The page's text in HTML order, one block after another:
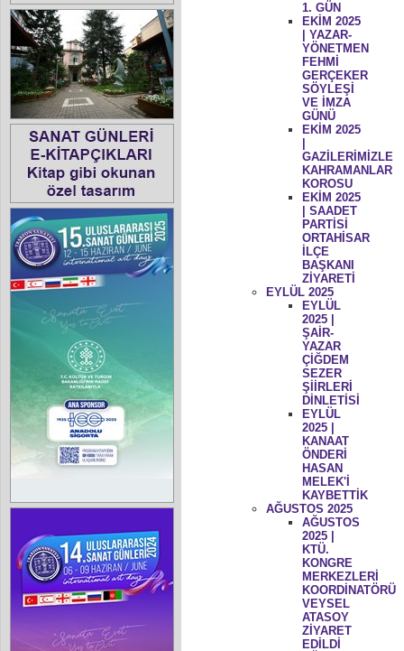
1. GÜN
EKİM 2025
| YAZAR-
YÖNETMEN
FEHMİ
GERÇEKER
SÖYLEŞİ
VE İMZA
GÜNÜ
EKİM 2025
GAZİLERİMİZLE
KAHRAMANLAR
KOROSU
EKİM 2025
| SAADET
PARTİSİ
ORTAHİSAR
İLÇE
BAŞKANI
ZİYARETİ
EYLÜL 2025
EYLÜL
2025 |
ŞAİR-
YAZAR
ÇİĞDEM
SEZER
ŞİİRLERİ
DİNLETİSİ
EYLÜL
2025 |
KANAAT
ÖNDERİ
HASAN
MELEK'İ
KAYBETTİK
AĞUSTOS 2025
AĞUSTOS
2025 |
KTÜ.
KONGRE
MERKEZLERİ
KOORDİNATÖRÜ
VEYSEL
ATASOY
ZİYARET
EDİLDİ